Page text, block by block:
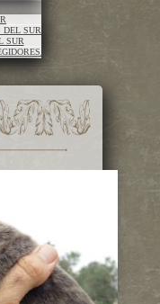
DEL SUR
SUR